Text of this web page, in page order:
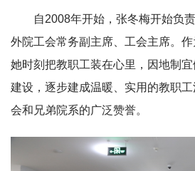
自2008年开始，张冬梅开始负
外院工会常务副主席、工会主席。作
她时刻把教职工装在心里，因地制
建设，逐步建成温暖、实用的教职
会和兄弟院系的广泛赞誉。